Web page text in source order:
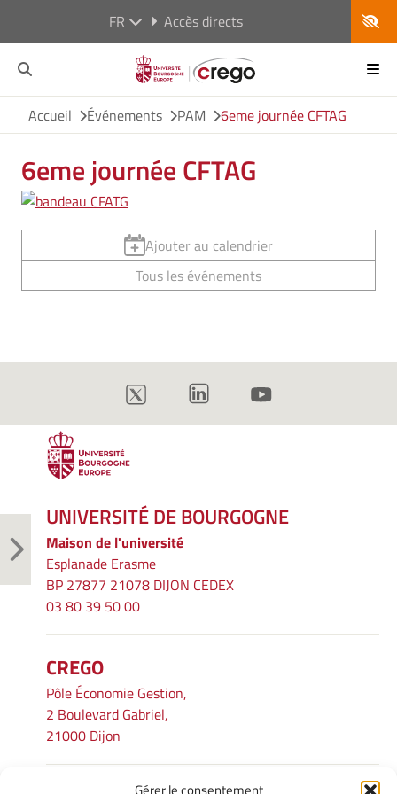
FR Accès directs
Accueil Événements PAM 6eme journée CFTAG
6eme journée CFTAG
Ajouter au calendrier
Tous les événements
UNIVERSITÉ DE BOURGOGNE
Maison de l'université
Esplanade Erasme
BP 27877 21078 DIJON CEDEX
03 80 39 50 00
CREGO
Pôle Économie Gestion,
2 Boulevard Gabriel,
21000 Dijon